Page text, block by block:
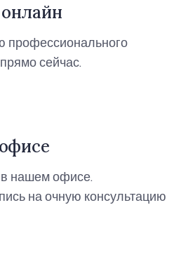
профессионального
сейчас.
нашем офисе.
на очную консультацию